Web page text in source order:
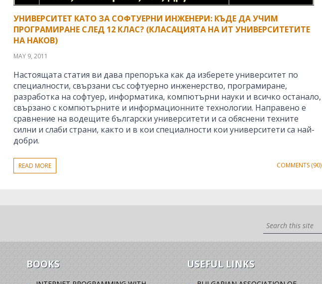
УНИВЕРСИТЕТ КАТО ЗА СОФТУЕРНИ ИНЖЕНЕРИ: КЪДЕ ДА УЧИМ
ПРОГРАМИРАНЕ СЛЕД 12 КЛАС? (КЛАСАЦИЯТА НА ИТ УНИВЕРСИТЕТИТЕ
НА НАКОВ)
MAY 9, 2011
Настоящата статия ви дава препоръка как да изберете университет по
специалности, свързани със софтуерно инженерство, програмиране,
разработка на софтуер, информатика, компютърни науки и всичко останало,
свързано с компютърните и информационните технологии. Направено е
сравнение на водещите български университети и са обяснени техните
силни и слаби страни, както и в кои специалности кои университети са най-
добри.
READ MORE COMMENTS (90)
BOOKS USEFUL LINKS